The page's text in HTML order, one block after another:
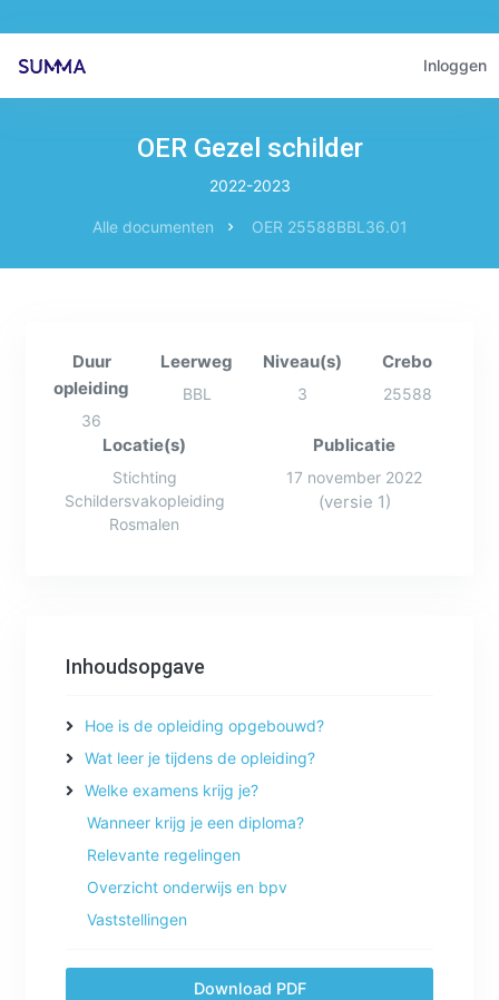
Inloggen
OER Gezel schilder
2022-2023
Alle documenten OER 25588BBL36.01
Duur
opleiding
36
Leerweg
BBL
Niveau(s)
3
Crebo
25588
Locatie(s)
Stichting
Schildersvakopleiding
Rosmalen
Publicatie
17 november 2022
(versie 1)
Inhoudsopgave
Hoe is de opleiding opgebouwd?
Wat leer je tijdens de opleiding?
Welke examens krijg je?
Wanneer krijg je een diploma?
Relevante regelingen
Overzicht onderwijs en bpv
Vaststellingen
Download PDF